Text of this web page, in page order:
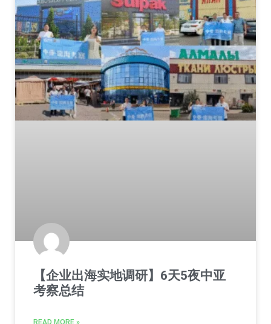
【企业出海实地调研】6天5夜中亚
考察总结